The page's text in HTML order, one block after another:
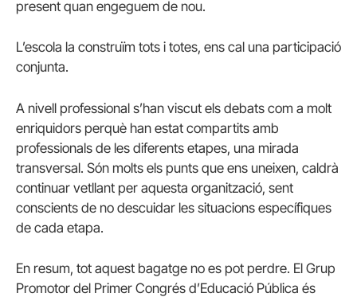
present quan engeguem de nou.
L’escola la construïm tots i totes, ens cal una participació
conjunta.
A nivell professional s’han viscut els debats com a molt
enriquidors perquè han estat compartits amb
professionals de les diferents etapes, una mirada
transversal. Són molts els punts que ens uneixen, caldrà
continuar vetllant per aquesta organització, sent
conscients de no descuidar les situacions específiques
de cada etapa.
En resum, tot aquest bagatge no es pot perdre. El Grup
Promotor del Primer Congrés d’Educació Pública és